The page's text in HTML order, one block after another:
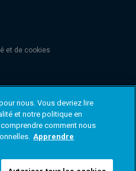
et de cookies
S.A., registered with the Registre
No. B 110242 and/or
regulated by the Dutch Authority
No. 08068841. Columbia
Threadneedle) est le nom de marque
et Threadneedle. © 2026
nous. Vous devriez lire
et notre politique en
comment nous
Apprendre